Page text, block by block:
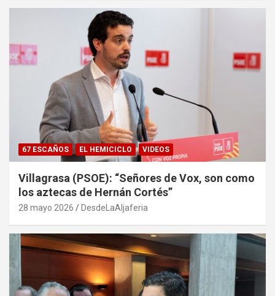
67 ESCAÑOS EL HEMICICLO VIDEOS
Villagrasa (PSOE): “Señores de Vox, son como
los aztecas de Hernán Cortés”
28 mayo 2026 DesdeLaAljaferia